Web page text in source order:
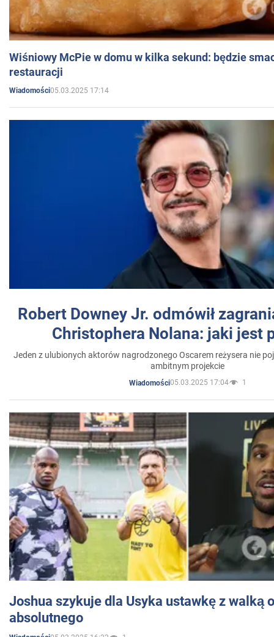
Wiśniowy McPie w domu w kilka sekund: będzie
restauracji
Wiadomości05.03.2025 17:14
Robert Downey Jr. odmówił
Christophera Nolana: jaki jest
Jeden z ulubionych aktorów nagrodzonego Oscarem reżysera nie
ambitnym projekcie
Wiadomości05.03.2025 17:04 1
Joshua szykuje dla Usyka ustawkę z walką
absolutnego